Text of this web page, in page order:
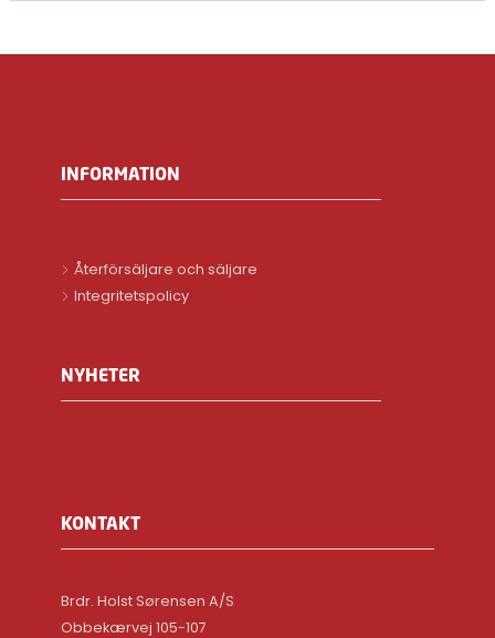
INFORMATION
Återförsäljare och säljare
Integritetspolicy
NYHETER
KONTAKT
Brdr. Holst Sørensen A/S
Obbekærvej 105-107